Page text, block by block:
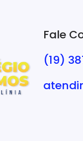
Fale
(19)